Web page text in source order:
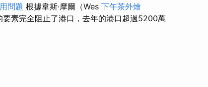
問題 根據韋斯·摩爾（Wes 下午茶外燴
素完全阻止了港口，去年的港口超過5200萬